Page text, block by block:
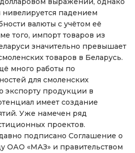
нивелируется падением
валюты с учётом её
того, импорт товаров из
значительно превышает
товаров в Беларусь.
много работы по
для смоленских
экспорту продукции в
имеет создание
Уже намечен ряд
проектов.
подписано Соглашение о
ОАО «МАЗ» и правительством